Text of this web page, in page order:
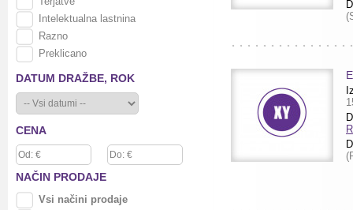
Intelektualna lastnina
Razno
Preklicano
DATUM DRAŽBE, ROK
CENA
NAČIN PRODAJE
Vsi načini prodaje